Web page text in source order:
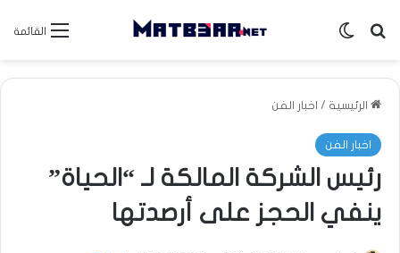
القائمة بحث عنالوضع المظلم
الرئيسية / اخبار الفن
اخبار الفن
رئيس الشركة المالكة لـ “الحياة”
ينفي الحجز على أرصدتها